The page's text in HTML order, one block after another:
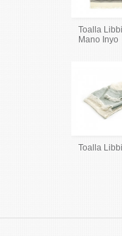
Toalla Libbi
Mano Inyo
Toalla